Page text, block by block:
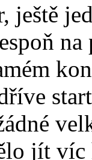
ještě
na
jít víc